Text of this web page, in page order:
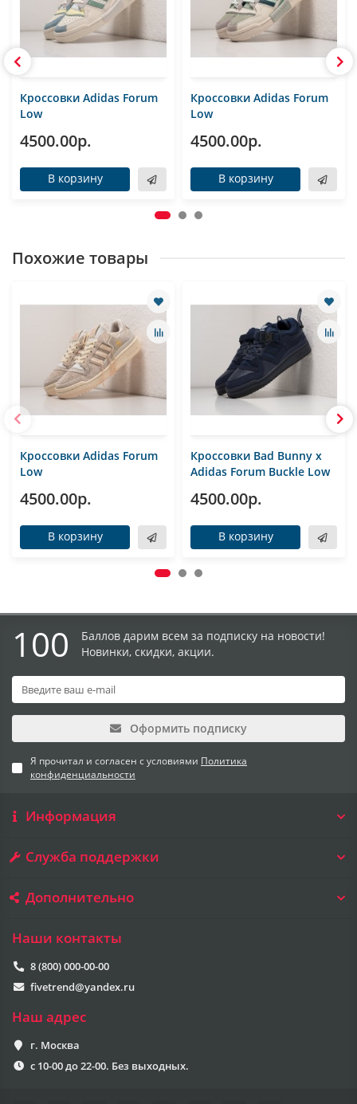
Кроссовки Adidas Forum
Low
4500.00р.
В корзину
Кроссовки Adidas Forum
Low
4500.00р.
В корзину
Похожие товары
Кроссовки Adidas Forum
Low
4500.00р.
В корзину
Кроссовки Bad Bunny x
Adidas Forum Buckle Low
4500.00р.
В корзину
100
Баллов дарим всем за подписку на новости!
Новинки, скидки, акции.
Оформить подписку
Я прочитал и согласен с условиями Политика
конфиденциальности
Информация
Служба поддержки
Дополнительно
Наши контакты
8 (800) 000-00-00
fivetrend@yandex.ru
Наш адрес
г. Москва
с 10-00 до 22-00. Без выходных.